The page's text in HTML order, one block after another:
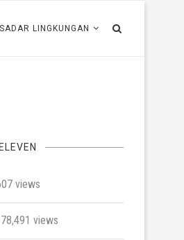
SADAR LINGKUNGAN
views
views